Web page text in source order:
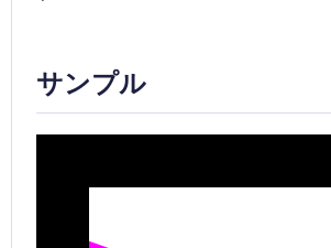
サンプル